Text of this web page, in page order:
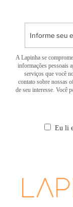
A Lapinha se
informações pessoais
serviços que você
contato sobre nossas
de seu interesse. Você
Eu li